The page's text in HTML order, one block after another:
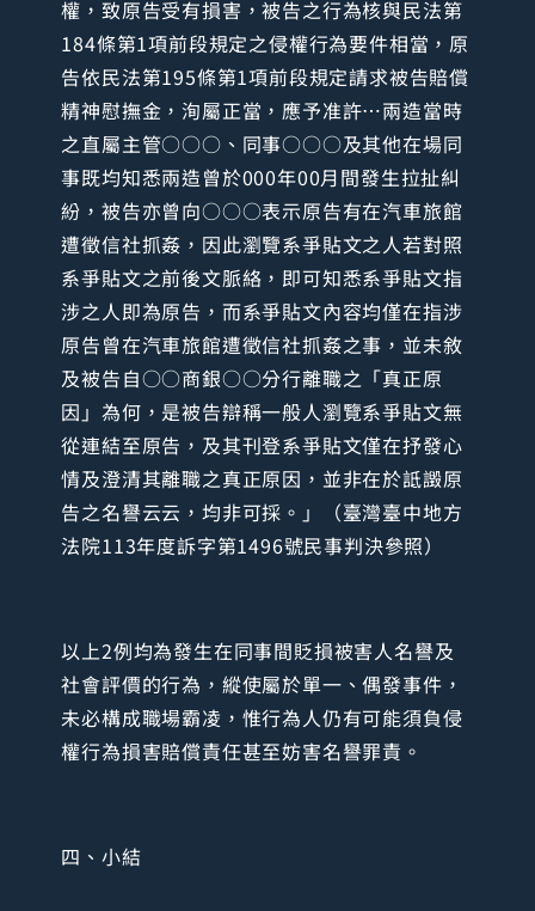
權，致原告受有損害，被告之行為核與民法第
184條第1項前段規定之侵權行為要件相當，原
告依民法第195條第1項前段規定請求被告賠償
精神慰撫金，洵屬正當，應予准許…兩造當時
之直屬主管○○○、同事○○○及其他在場同
事既均知悉兩造曾於000年00月間發生拉扯糾
紛，被告亦曾向○○○表示原告有在汽車旅館
遭徵信社抓姦，因此瀏覽系爭貼文之人若對照
系爭貼文之前後文脈絡，即可知悉系爭貼文指
涉之人即為原告，而系爭貼文內容均僅在指涉
原告曾在汽車旅館遭徵信社抓姦之事，並未敘
及被告自○○商銀○○分行離職之「真正原
因」為何，是被告辯稱一般人瀏覽系爭貼文無
從連結至原告，及其刊登系爭貼文僅在抒發心
情及澄清其離職之真正原因，並非在於詆譭原
告之名譽云云，均非可採。」（臺灣臺中地方
法院113年度訴字第1496號民事判決參照）
以上2例均為發生在同事間貶損被害人名譽及
社會評價的行為，縱使屬於單一、偶發事件，
未必構成職場霸凌，惟行為人仍有可能須負侵
權行為損害賠償責任甚至妨害名譽罪責。
四、小結